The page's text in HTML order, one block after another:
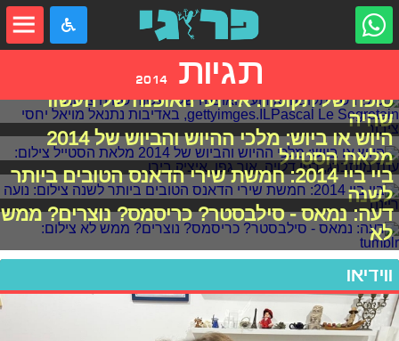
תגיות 2014
סופה של תקופה: אירועי האופנה של העשור
שהיה
היוש או ביוש: מלכי ההיוש והביוש של 2014
מלאת הסטייל
ביי ביי 2014: חמשת שירי הדאנס הטובים ביותר
לשנה
דעה: נמאס - סילבסטר? כריסמס? נוצרים? ממש
לא
ווידיאו